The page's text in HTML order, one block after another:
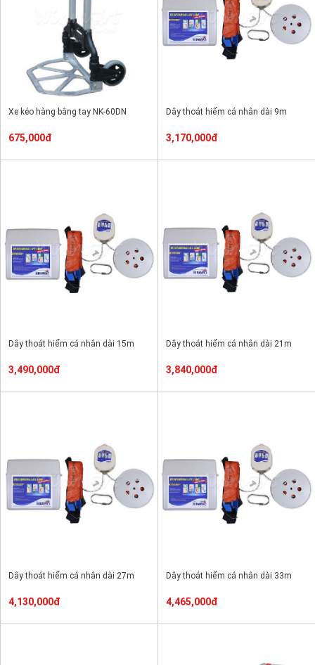
Xe kéo hàng bằng tay NK-60DN
675,000đ
Dây thoát hiểm cá nhân dài 9m
3,170,000đ
Dây thoát hiểm cá nhân dài 15m
3,490,000đ
Dây thoát hiểm cá nhân dài 21m
3,840,000đ
Dây thoát hiểm cá nhân dài 27m
4,130,000đ
Dây thoát hiểm cá nhân dài 33m
4,465,000đ